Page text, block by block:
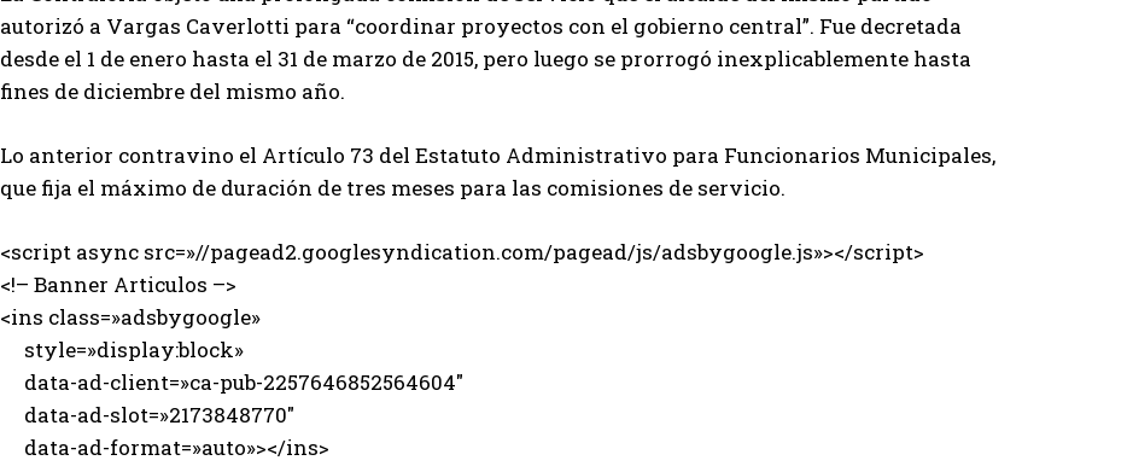
autorizó a Vargas Caverlotti para “coordinar proyectos con el gobierno central”. Fue decretada
desde el 1 de enero hasta el 31 de marzo de 2015, pero luego se prorrogó inexplicablemente hasta
fines de diciembre del mismo año.
Lo anterior contravino el Artículo 73 del Estatuto Administrativo para Funcionarios Municipales,
que fija el máximo de duración de tres meses para las comisiones de servicio.
<script async src=»//pagead2.googlesyndication.com/pagead/js/adsbygoogle.js»></script>
<!– Banner Articulos –>
<ins class=»adsbygoogle»
style=»display:block»
data-ad-client=»ca-pub-2257646852564604″
data-ad-slot=»2173848770″
data-ad-format=»auto»></ins>